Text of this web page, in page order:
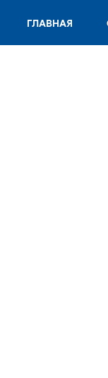
ГЛАВНАЯ